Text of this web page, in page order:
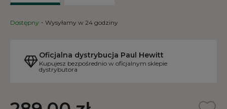
Dostępny Wysyłamy w 24 godziny
Oficjalna dystrybucja Paul Hewitt
Kupujesz bezpośrednio w oficjalnym sklepie
dystrybutora